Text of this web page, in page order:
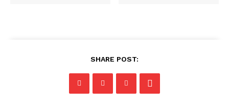
SHARE POST: